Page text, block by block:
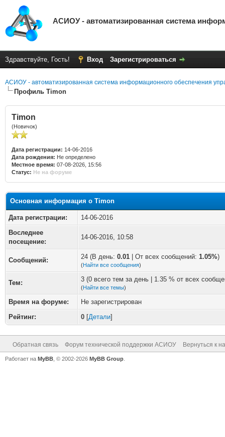
АСИОУ - автоматизированная система
Здравствуйте, Гость! Вход Зарегистрироваться
АСИОУ - автоматизированная система информационного обеспечения
Профиль Timon
Timon
(Новичок)
Дата регистрации: 14-06-2016
Дата рождения: Не определено
Местное время: 07-08-2026, 15:56
Статус: Не на форуме
Основная информация о Timon
Дата регистрации:
14-06-2016
Воследнее
посещение:
14-06-2016, 10:58
Сообщений: 24 (В день: 0.01 | От всех сообщений: 1.05%)
(Найти все сообщения)
Тем: 3 (0 всего тем за день | 1.35 % от всех
(Найти все темы)
Время на форуме:
Не зарегистрирован
Рейтинг:
0 [Детали]
Обратная связь Форум технической поддержки АСИОУ Вернуться к
Работает на MyBB , © 2002-2026 MyBB Group